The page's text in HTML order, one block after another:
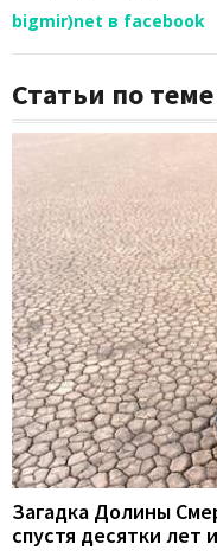
bigmir)net в facebook
Статьи по теме
Загадка Долины
спустя десятки лет